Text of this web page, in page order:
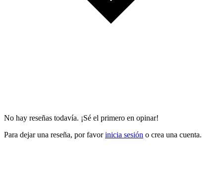
No hay reseñas todavía. ¡Sé el primero en opinar!
Para dejar una reseña, por favorinicia sesión o crea una cuenta.